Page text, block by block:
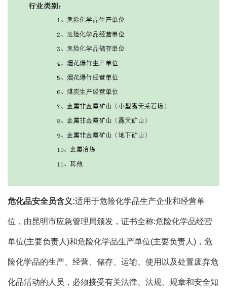
危化品安全员含义:适用于危险化学品生产企业和经营单
位，由昆明市应急管理局颁发，证书全称:危险化学品经营
单位(主要负责人)和危险化学品生产单位(主要负责人)，危
险化学品的生产、经营、储存、运输、使用以及处置废弃危
化品活动的人员，必须接受有关法律、法规、规章和安全知